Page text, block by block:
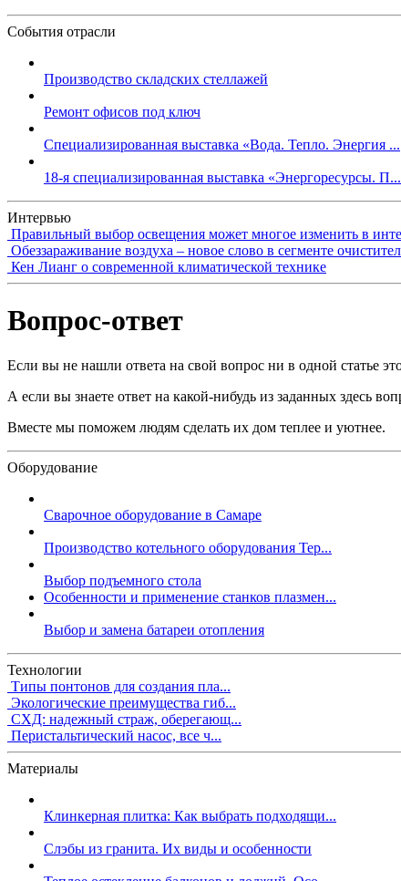
События отрасли
Производство складских стеллажей
Ремонт офисов под ключ
Специализированная выставка «Вода. Тепло. Энергия ...
18-я специализированная выставка «Энергоресурсы. П...
Интервью
Правильный выбор освещения может многое изменить в
Обеззараживание воздуха – новое слово в сегменте
Кен Лианг о современной климатической технике
Вопрос-ответ
Если вы не нашли ответа на свой вопрос ни в одной статье
А если вы знаете ответ на какой-нибудь из заданных здесь
Вместе мы поможем людям сделать их дом теплее и уютнее.
Оборудование
Сварочное оборудование в Самаре
Производство котельного оборудования Тер...
Выбор подъемного стола
Особенности и применение станков плазмен...
Выбор и замена батареи отопления
Технологии
Типы понтонов для создания пла...
Экологические преимущества гиб...
СХД: надежный страж, оберегающ...
Перистальтический насос, все ч...
Материалы
Клинкерная плитка: Как выбрать подходящи...
Слэбы из гранита. Их виды и особенности